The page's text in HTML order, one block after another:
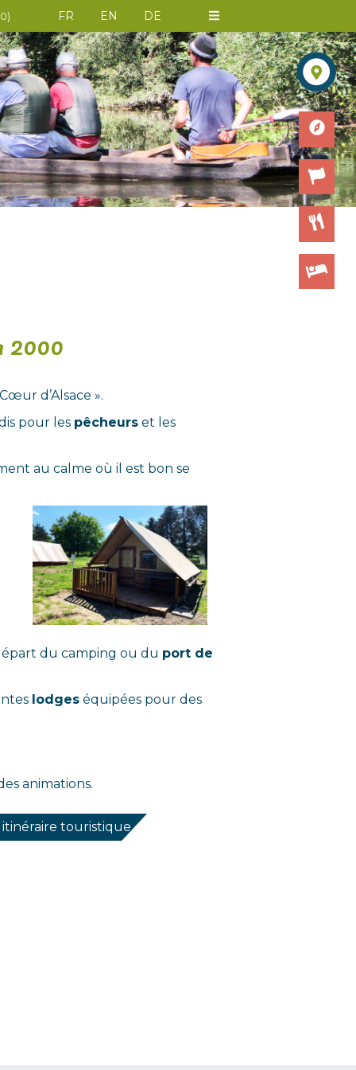
0) FR EN DE
2000
d’Alsace ».
pour les pêcheurs et les
au calme où il est bon se
du camping ou du port de
lodges équipées pour des
animations.
touristique